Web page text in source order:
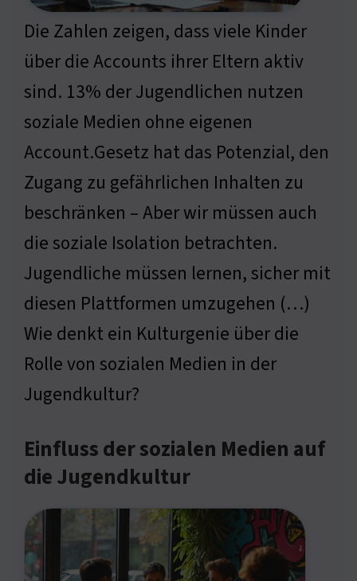
Die Zahlen zeigen, dass viele Kinder
über die Accounts ihrer Eltern aktiv
sind. 13% der Jugendlichen nutzen
soziale Medien ohne eigenen
Account.Gesetz hat das Potenzial, den
Zugang zu gefährlichen Inhalten zu
beschränken – Aber wir müssen auch
die soziale Isolation betrachten.
Jugendliche müssen lernen, sicher mit
diesen Plattformen umzugehen (…)
Wie denkt ein Kulturgenie über die
Rolle von sozialen Medien in der
Jugendkultur?
Einfluss der sozialen Medien auf
die Jugendkultur